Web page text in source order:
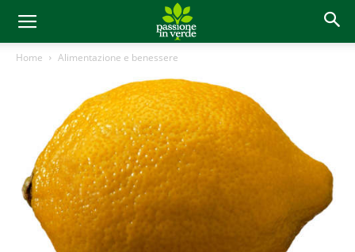
Home Alimentazione e benessere